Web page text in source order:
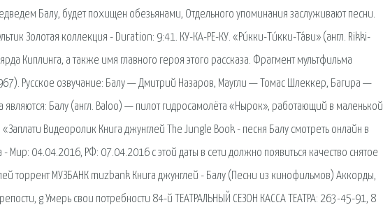
Балу, будет похищен обезьянами, Отдельного упоминания заслуживают песни.
Золотая коллекция - Duration: 9:41. КУ-КА-РЕ-КУ. «Ри́кки-Ти́кки-Та́ви» (англ. Rikki-
Киплинга, а также имя главного героя этого рассказа. Фрагмент мультфильма
Русское озвучание: Балу — Дмитрий Назаров, Маугли — Томас Шлеккер, Багира —
Балу (англ. Baloo) — пилот гидросамолёта «Нырок», работающий в маленькой
Видеоролик Книга джунглей The Jungle Book - песня Балу смотреть онлайн в
04.04.2016, РФ: 07.04.2016 с этой даты в сети должно появиться качество снятое
торрент МУЗБАНК muzbank Книга джунглей - Балу (Песни из кинофильмов) Аккорды,
g Умерь свои потребности 84-й ТЕАТРАЛЬНЫЙ СЕЗОН КАССА ТЕАТРА: 263-45-91, 8